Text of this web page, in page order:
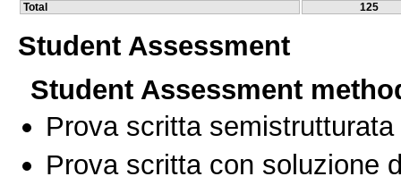
Total
125
Student Assessment
Student Assessment
Prova scritta
Prova scritta con soluzione